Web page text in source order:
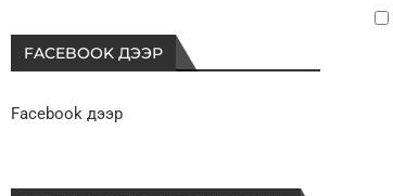
FACEBOOK ДЭЭР
Facebook дээр